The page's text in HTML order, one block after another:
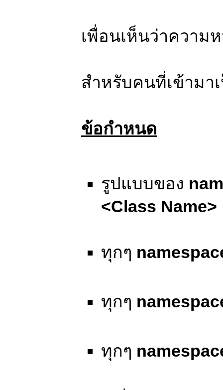
เพื่อนเห็นว่าความ
สำหรับคนที่เข้ามา
ข้อกำหนด
รูปแบบของ
<Class Name>
ทุกๆ
ทุกๆ
ทุกๆ